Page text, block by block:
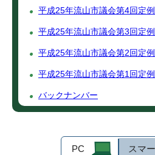
平成25年流山市議会第4回定
平成25年流山市議会第3回定
平成25年流山市議会第2回定
平成25年流山市議会第1回定
バックナンバー
PC スマ